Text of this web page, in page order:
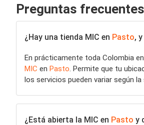
Preguntas
¿Hay una tienda MIC en Pasto,
En prácticamente toda Colombia
MIC en Pasto. Permite que tu
los servicios pueden variar según
¿Está abierta la MIC en Pasto y